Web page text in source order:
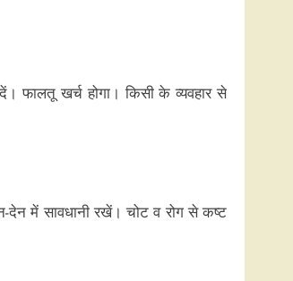
फालतू खर्च होगा। किसी के व्यवहार से
देन में सावधानी रखें। चोट व रोग से कष्ट